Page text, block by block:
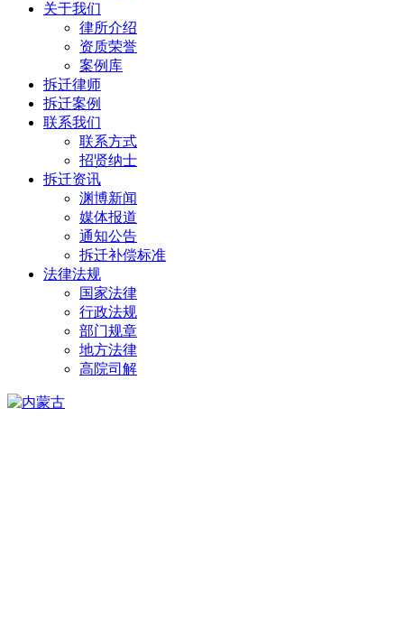
关于我们
律所介绍
资质荣誉
案例库
拆迁律师
拆迁案例
联系我们
联系方式
招贤纳士
拆迁资讯
渊博新闻
媒体报道
通知公告
拆迁补偿标准
法律法规
国家法律
行政法规
部门规章
地方法律
高院司解